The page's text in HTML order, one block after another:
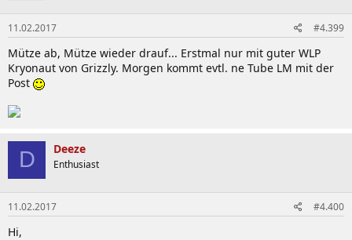
11.02.2017 #4.399
Mütze ab, Mütze wieder drauf... Erstmal nur mit guter WLP
Kryonaut von Grizzly. Morgen kommt evtl. ne Tube LM mit der
Post
D Deeze
Enthusiast
11.02.2017 #4.400
Hi,